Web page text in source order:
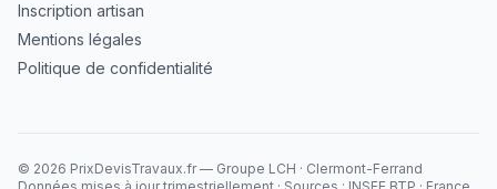
Inscription artisan
Mentions légales
Politique de confidentialité
© 2026 PrixDevisTravaux.fr — Groupe LCH · Clermont-Ferrand